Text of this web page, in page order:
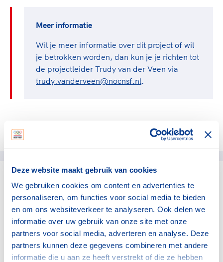
Deze website maakt gebruik van cookies
We gebruiken cookies om content en advertenties te
personaliseren, om functies voor social media te bieden
en om ons websiteverkeer te analyseren. Ook delen we
informatie over uw gebruik van onze site met onze
partners voor social media, adverteren en analyse. Deze
partners kunnen deze gegevens combineren met andere
informatie die u aan ze heeft verstrekt of die ze hebben
Meer informatie
Wil je meer informatie over dit project of wil
je betrokken worden, dan kun je je richten tot
de projectleider Trudy van der Veen via
trudy.vanderveen@nocnsf.nl.
Deel dit artikel op social media:
gerelateerde artikelen
NOC*NSF
NOC*NSF pleit voor sportieve
gezonde draad door het
Rijksbeleid